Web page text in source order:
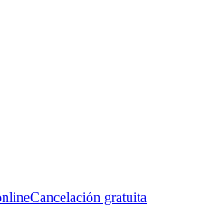
Cancelación gratuita